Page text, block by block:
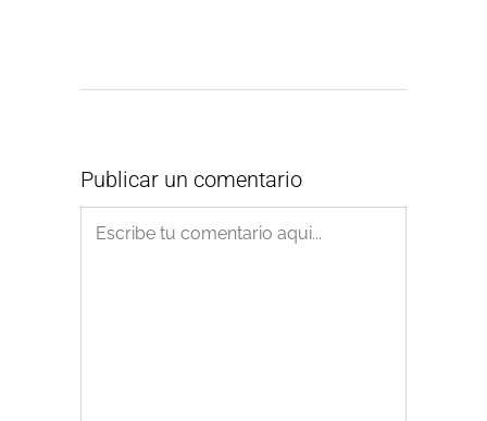
Publicar un comentario